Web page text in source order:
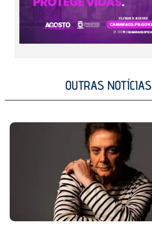
OUTRAS NOTÍCIAS